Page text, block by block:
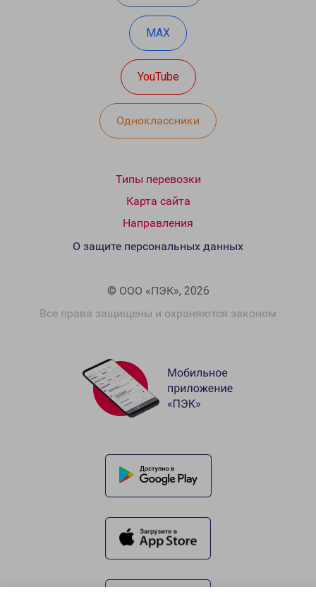
MAX
YouTube
Одноклассники
Типы перевозки
Карта сайта
Направления
© ООО «ПЭК», 2026
Все права защищены и охраняются законом
О защите персональных данных